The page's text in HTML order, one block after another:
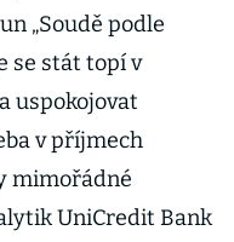
„Soudě podle
se stát topí v
uspokojovat
v příjmech
mimořádné
UniCredit Bank